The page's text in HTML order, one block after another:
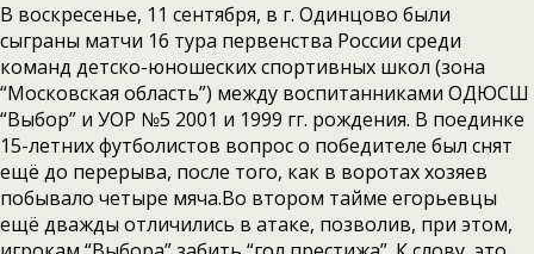
В воскресенье, 11 сентября, в г. Одинцово были
сыграны матчи 16 тура первенства России среди
команд детско-юношеских спортивных школ (зона
“Московская область”) между воспитанниками ОДЮСШ
“Выбор” и УОР №5 2001 и 1999 гг. рождения. В поединке
15-летних футболистов вопрос о победителе был снят
ещё до перерыва, после того, как в воротах хозяев
побывало четыре мяча.Во втором тайме егорьевцы
ещё дважды отличились в атаке, позволив, при этом,